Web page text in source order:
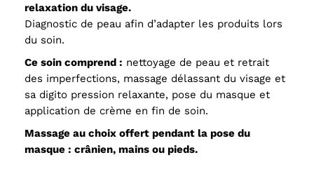
relaxation du visage.
Diagnostic de peau afin d’adapter les produits lors
du soin.
Ce soin comprend : nettoyage de peau et retrait
des imperfections, massage délassant du visage et
sa digito pression relaxante, pose du masque et
application de crème en fin de soin.
Massage au choix offert pendant la pose du
masque : crânien, mains ou pieds.